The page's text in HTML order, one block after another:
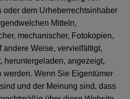
dem Urheberrechtsinhaber
Mitteln,
mechanischer, Fotokopien,
Weise, vervielfältigt,
heruntergeladen, angezeigt,
werden. Wenn Sie Eigentümer
und der Meinung sind, dass